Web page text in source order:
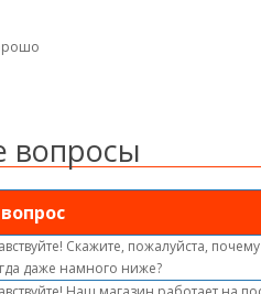
вопросы
Скажите, пожалуйста,
даже намного ниже?